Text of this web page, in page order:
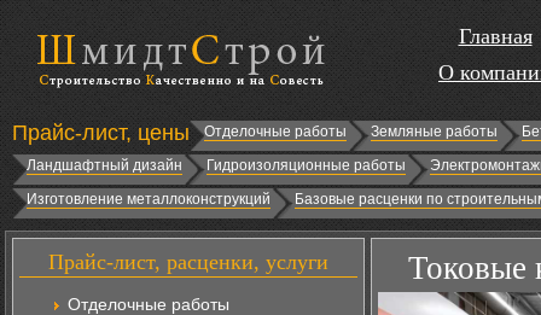
Главная
О
Прайс-лист, цены Отделочные работы Земляные работы
Ландшафтный дизайн
Гидроизоляционные работы
Изготовление металлоконструкций
Базовые расценки по
Прайс-лист, расценки, услуги
Отделочные работы
Токовые